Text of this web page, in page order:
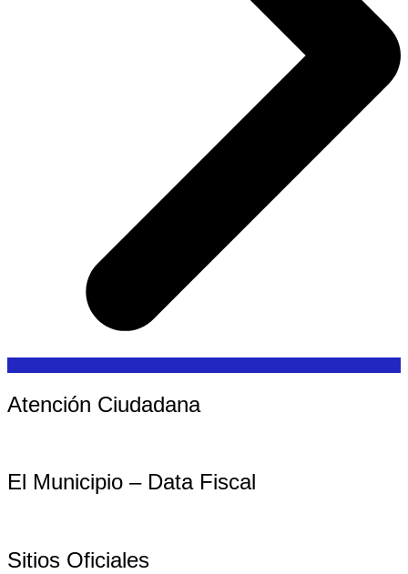
Atención Ciudadana
El Municipio – Data Fiscal
Sitios Oficiales